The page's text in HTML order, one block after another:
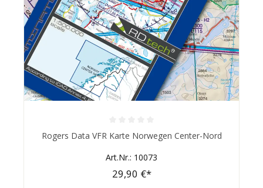
Durchschnittliche Bewertung von 0 von 5 Sternen
Rogers Data VFR Karte Norwegen Center-Nord
Art.Nr.: 10073
29,90 €*